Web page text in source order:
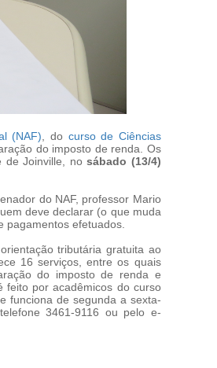
(NAF) , do curso de Ciências
do imposto de renda. Os
de Joinville, nosábado (13/4)
do NAF, professor Mario
deve declarar (o que muda
efetuados.
tributária gratuita ao
16 serviços, entre os quais
do imposto de renda e
feito por acadêmicos do curso
funciona de segunda a sexta-
3461-9116 ou pelo e-